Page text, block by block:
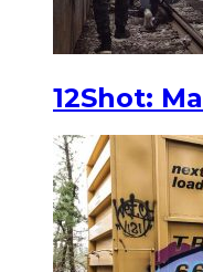
12Shot: